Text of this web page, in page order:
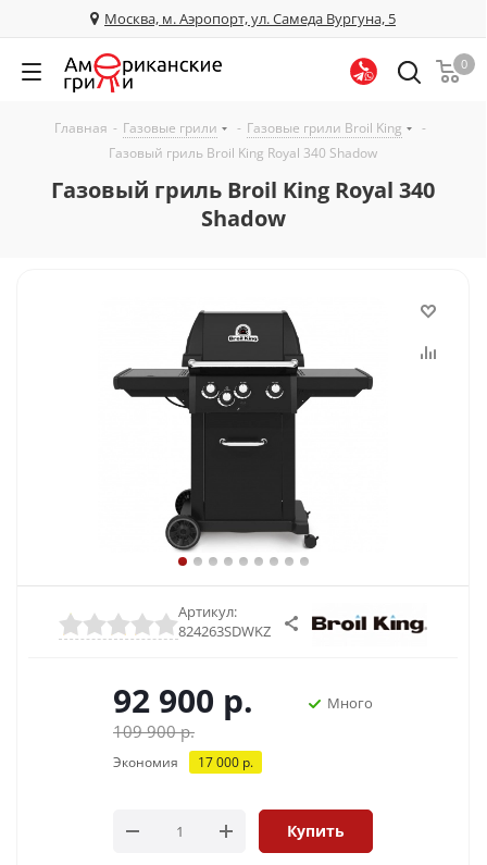
Москва, м. Аэропорт, ул. Самеда Вургуна, 5
0
Главная - Газовые грили - Газовые грили Broil King
-
Газовый гриль Broil King Royal 340 Shadow
Газовый гриль Broil King Royal 340
Shadow
Артикул:
824263SDWKZ
92 900 р.
109 900р.
Экономия 17 000 р.
Много
Купить